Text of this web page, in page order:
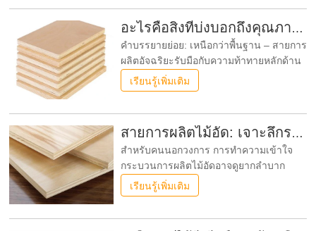
อะไรคือสิ่งที่บ่งบอกถึงคุณภาพของไม้อัดอย่างแท้จริง?
คำบรรยายย่อย: เหนือกว่าพื้นฐาน – สายการ
ผลิตอัจฉริยะรับมือกับความท้าทายหลักด้าน
ความสม่ำเสมอและความทนทานได้อย่างไร
ในอุตสาหกรรมที่กำไรน้อยและมาตรฐาน
สิ่งที่แยกแผ่นไม้อัดคุณภาพสูงที่เชื่อถือได้ออก
จากแผ่นไม้อัดที่ชำรุด?
เรียนรู้เพิ่มเติม
สายการผลิตไม้อัด: เจาะลึกรายละเอียด
สำหรับคนนอกวงการ การทำความเข้าใจ
กระบวนการผลิตไม้อัดอาจดูยากลำบาก
อย่างไรก็ตาม การแยกย่อยสายการผลิต
ไม้อัดสมัยใหม่เป็นส่วนประกอบหลัก ได้แก่
เรียนรู้เพิ่มเติม